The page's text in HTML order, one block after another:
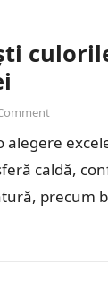
alegere
caldă,
precum